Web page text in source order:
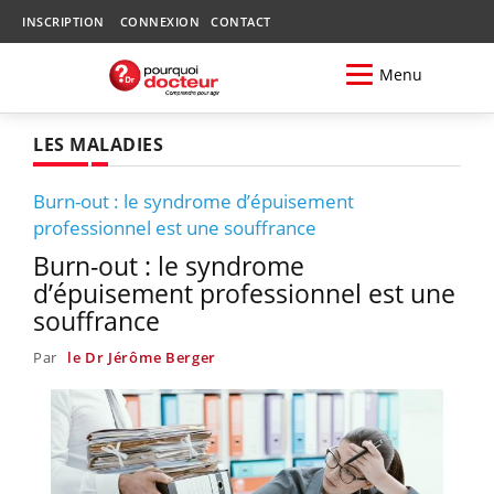
INSCRIPTION CONNEXION CONTACT
Menu
LES MALADIES
Burn-out : le syndrome d’épuisement
professionnel est une souffrance
Burn-out : le syndrome
d’épuisement professionnel est une
souffrance
Par le Dr Jérôme Berger